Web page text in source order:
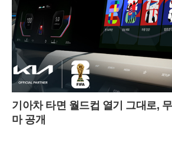
기아차 타면 월드컵 열기 그대로,
마 공개